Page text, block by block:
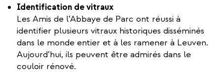
Identification de vitraux
Les Amis de l’Abbaye de Parc ont réussi à
identifier plusieurs vitraux historiques disséminés
dans le monde entier et à les ramener à Leuven.
Aujourd’hui, ils peuvent être admirés dans le
couloir rénové.